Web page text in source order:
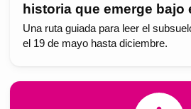
historia que emerge bajo
Una ruta guiada para leer el
el 19 de mayo hasta diciembre.